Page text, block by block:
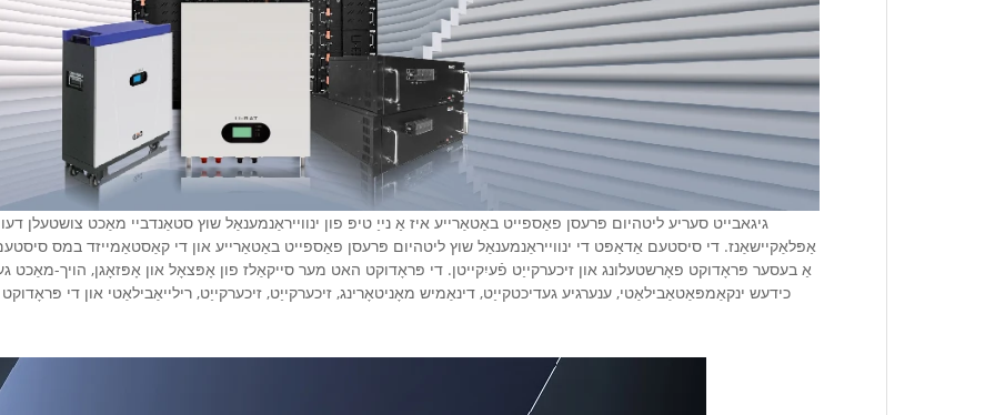
גיגאבייט סעריע ליטהיום פּרעסן פאַספייט באַטאַרייע איז אַ נייַ טיפּ פון ינווייראַנמענאַל שוץ סטאַנדביי מאַכט צושטעלן
אַפּלאַקיישאַנז. די סיסטעם אַדאַפּט די ינווייראַנמענאַל שוץ ליטהיום פּרעסן פאַספייט באַטאַרייע און די קאַסטאַמייזד במס
אַ בעסער פּראָדוקט פאָרשטעלונג און זיכערקייַט פֿעיִקייטן. די פּראָדוקט האט מער סייקאַלז פון אָפּצאָל און אָפּזאָגן, הויך-מאַכט
כידעש ינקאַמפּאַטאַבילאַטי, ענערגיע געדיכטקייַט, דינאַמיש מאָניטאָרינג, זיכערקייַט, זיכערקייַט, רילייאַבילאַטי און די